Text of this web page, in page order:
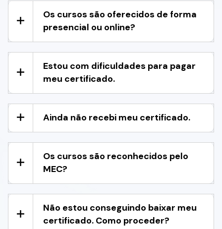
Os cursos são oferecidos de forma
presencial ou online?
Estou com dificuldades para pagar
meu certificado.
Ainda não recebi meu certificado.
Os cursos são reconhecidos pelo
MEC?
Não estou conseguindo baixar meu
certificado. Como proceder?